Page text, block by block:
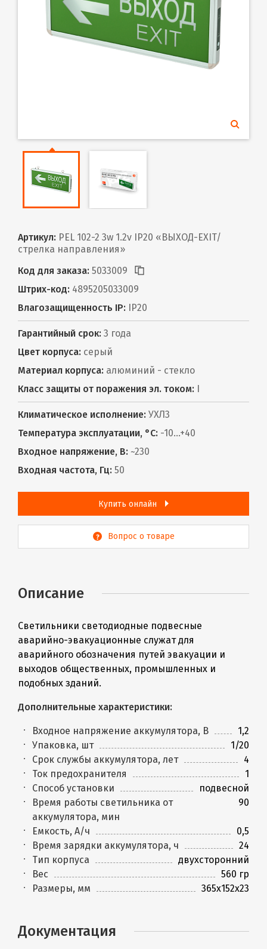
Артикул: PEL 102-2 3w 1.2v IP20 «ВЫХОД-EXIT/
стрелка направления»
Код для заказа: 5033009
Штрих-код: 4895205033009
Влагозащищенность IP: IP20
Гарантийный срок: 3 года
Цвет корпуса: серый
Материал корпуса: алюминий - стекло
Класс защиты от поражения эл. током: I
Климатическое исполнение: УХЛ3
Температура эксплуатации, °С: -10...+40
Входное напряжение, В: ~230
Входная частота, Гц: 50
Купить онлайн
Вопрос о товаре
Описание
Светильники светодиодные подвесные
аварийно-эвакуационные служат для
аварийного обозначения путей эвакуации и
выходов общественных, промышленных и
подобных зданий.
Дополнительные характеристики:
Входное напряжение аккумулятора, В
1,2
Упаковка, шт
1/20
Срок службы аккумулятора, лет
4
Ток предохранителя
1
Способ установки
подвесной
Время работы светильника от
аккумулятора, мин
90
Емкость, А/ч
0,5
Время зарядки аккумулятора, ч
24
Тип корпуса
двухсторонний
Вес
560 гр
Размеры, мм
365x152x23
Документация